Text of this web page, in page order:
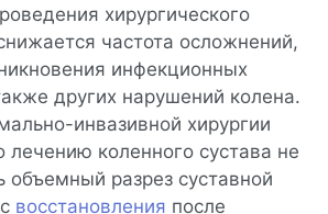
хирургического
частота осложнений,
инфекционных
других нарушений колена.
инвазивной хирургии
лечению коленного сустава не
объемный разрез суставной
восстановления после